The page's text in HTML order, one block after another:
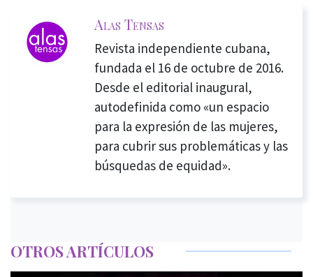
Alas Tensas
Revista independiente cubana,
fundada el 16 de octubre de 2016.
Desde el editorial inaugural,
autodefinida como «un espacio
para la expresión de las mujeres,
para cubrir sus problemáticas y las
búsquedas de equidad».
OTROS ARTÍCULOS